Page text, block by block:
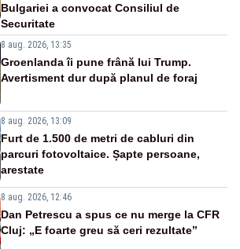
Bulgariei a convocat Consiliul de
Securitate
8 aug. 2026, 13:35
Groenlanda îi pune frână lui Trump.
Avertisment dur după planul de foraj
8 aug. 2026, 13:09
Furt de 1.500 de metri de cabluri din
parcuri fotovoltaice. Șapte persoane,
arestate
8 aug. 2026, 12:46
Dan Petrescu a spus ce nu merge la CFR
Cluj: „E foarte greu să ceri rezultate”